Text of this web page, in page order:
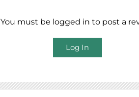
You must be logged in to post a
Log In